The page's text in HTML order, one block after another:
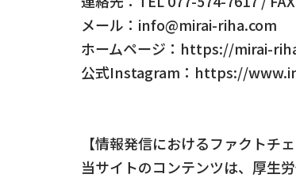
メール：info@mirai-riha.com
ホームページ：https://mirai-
公式Instagram：https://
【情報発信におけるファクトチ
当サイトのコンテンツは、厚生